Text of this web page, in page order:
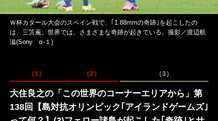
Ｗ杯カタール大会のスペイン戦で、｢1.88mmの奇跡｣を起こしたの
は、三笘薫。世界では、さまざまな奇跡が起きている。撮影／渡辺航
滋(Sony α-１)
（1） （2） （3）
大住良之の「この世界のコーナーエリアから」第
138回【島対抗オリンピック｢アイランドゲームズ｣